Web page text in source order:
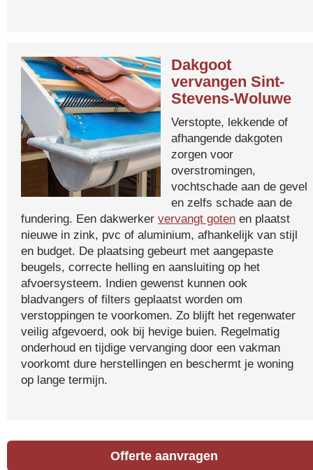
Dakgoot
vervangen Sint-
Stevens-Woluwe
Verstopte, lekkende of
afhangende dakgoten
zorgen voor
overstromingen,
vochtschade aan de gevel
en zelfs schade aan de
fundering. Een dakwerker vervangt goten en plaatst
nieuwe in zink, pvc of aluminium, afhankelijk van stijl
en budget. De plaatsing gebeurt met aangepaste
beugels, correcte helling en aansluiting op het
afvoersysteem. Indien gewenst kunnen ook
bladvangers of filters geplaatst worden om
verstoppingen te voorkomen. Zo blijft het regenwater
veilig afgevoerd, ook bij hevige buien. Regelmatig
onderhoud en tijdige vervanging door een vakman
voorkomt dure herstellingen en beschermt je woning
op lange termijn.
Offerte aanvragen